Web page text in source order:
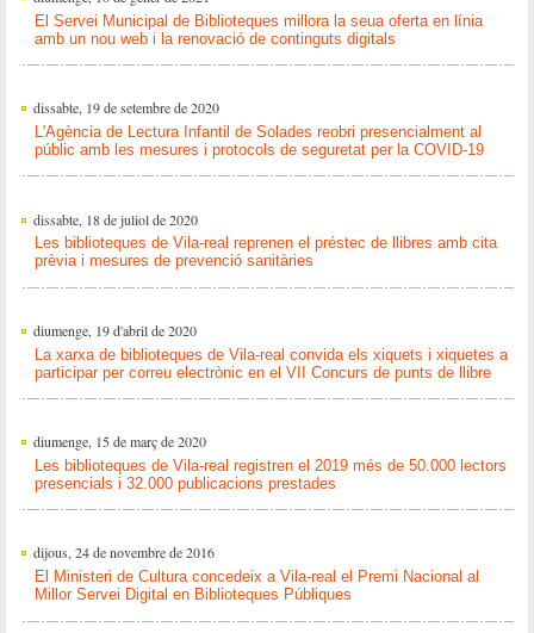
El Servei Municipal de Biblioteques millora la seua oferta en línia
amb un nou web i la renovació de continguts digitals
dissabte, 19 de setembre de 2020
L'Agència de Lectura Infantil de Solades reobri presencialment al
públic amb les mesures i protocols de seguretat per la COVID-19
dissabte, 18 de juliol de 2020
Les biblioteques de Vila-real reprenen el préstec de llibres amb cita
prèvia i mesures de prevenció sanitàries
diumenge, 19 d'abril de 2020
La xarxa de biblioteques de Vila-real convida els xiquets i xiquetes a
participar per correu electrònic en el VII Concurs de punts de llibre
diumenge, 15 de març de 2020
Les biblioteques de Vila-real registren el 2019 més de 50.000 lectors
presencials i 32.000 publicacions prestades
dijous, 24 de novembre de 2016
El Ministeri de Cultura concedeix a Vila-real el Premi Nacional al
Millor Servei Digital en Biblioteques Públiques